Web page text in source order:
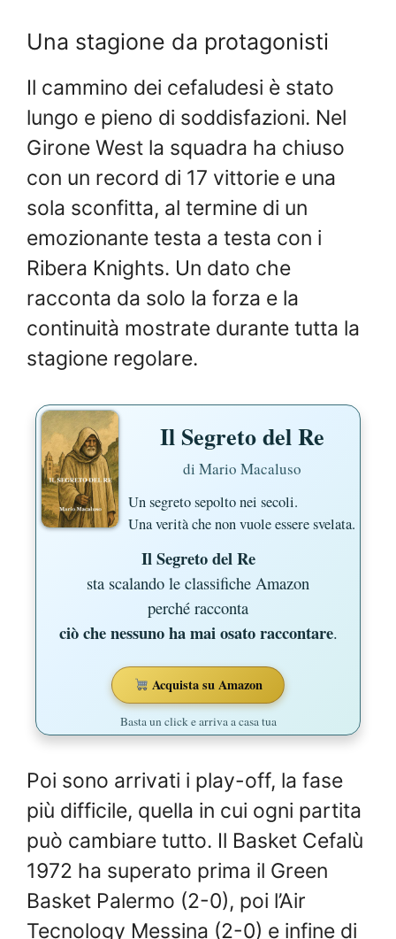
Una stagione da protagonisti
Il cammino dei cefaludesi è stato
lungo e pieno di soddisfazioni. Nel
Girone West la squadra ha chiuso
con un record di 17 vittorie e una
sola sconfitta, al termine di un
emozionante testa a testa con i
Ribera Knights. Un dato che
racconta da solo la forza e la
continuità mostrate durante tutta la
stagione regolare.
Il Segreto del Re
di Mario Macaluso
Un segreto sepolto nei secoli.
Una verità che non vuole essere svelata.
Il Segreto del Re
sta scalando le classifiche Amazon
perché racconta
ciò che nessuno ha mai osato raccontare.
Acquista su Amazon
Basta un click e arriva a casa tua
Poi sono arrivati i play-off, la fase
più difficile, quella in cui ogni partita
può cambiare tutto. Il Basket Cefalù
1972 ha superato prima il Green
Basket Palermo (2-0), poi l’Air
Tecnology Messina (2-0) e infine di